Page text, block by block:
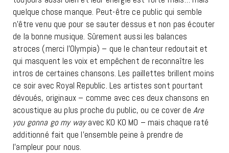
quelque chose manque. Peut-être ce public qui semble
n’être venu que pour se sauter dessus et non pas écouter
de la bonne musique. Sûrement aussi les balances
atroces (merci l’Olympia) – que le chanteur redoutait et
qui masquent les voix et empêchent de reconnaître les
intros de certaines chansons. Les paillettes brillent moins
ce soir avec Royal Republic. Les artistes sont pourtant
dévoués, originaux – comme avec ces deux chansons en
acoustique au plus proche du public, ou ce cover de Are
you gonna go my wayavec KO KO MO – mais chaque raté
additionné fait que l’ensemble peine à prendre de
l’ampleur pour nous.